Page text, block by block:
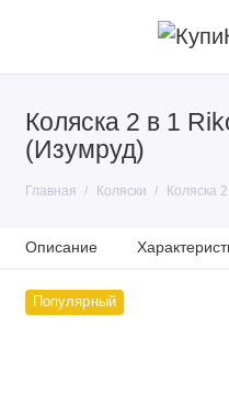
Коляска 2 в 1
(Изумруд)
Главная Коляски Коляска
Описание
Популярный